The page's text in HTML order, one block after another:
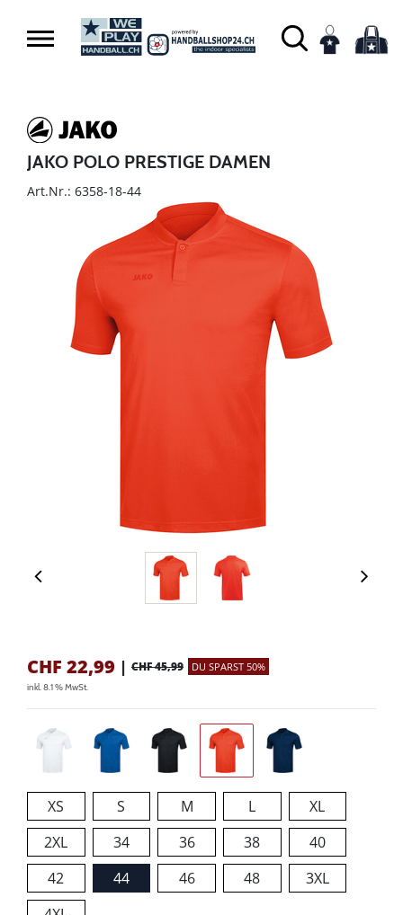
JAKO POLO PRESTIGE DAMEN
Art.Nr.: 6358-18-44
CHF 22,99 | CHF 45,99 DU SPARST 50%
inkl. 8.1 % MwSt.
XS S M L
XL
2XL
34 36 38
40
42
44 46 48
3XL